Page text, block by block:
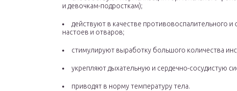
и девочкам-подросткам);
действуют в качестве противовоспалительного
настоев и отваров;
стимулируют выработку большого количества
укрепляют дыхательную и сердечно-сосудистую
приводят в норму температуру тела.